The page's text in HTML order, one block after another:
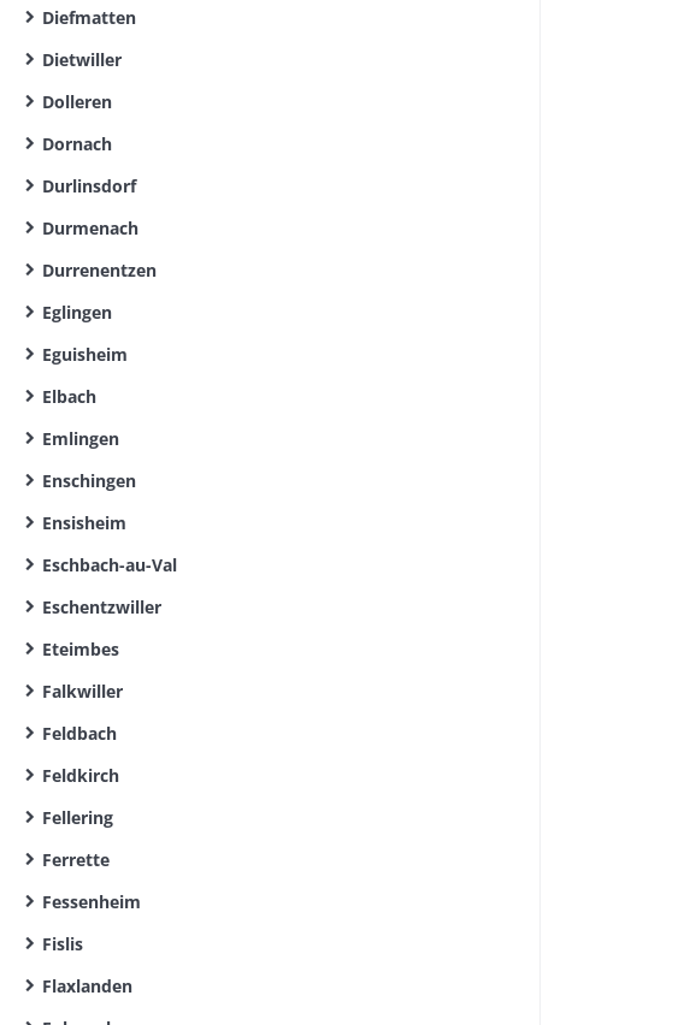
Diefmatten
Dietwiller
Dolleren
Dornach
Durlinsdorf
Durmenach
Durrenentzen
Eglingen
Eguisheim
Elbach
Emlingen
Enschingen
Ensisheim
Eschbach-au-Val
Eschentzwiller
Eteimbes
Falkwiller
Feldbach
Feldkirch
Fellering
Ferrette
Fessenheim
Fislis
Flaxlanden